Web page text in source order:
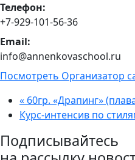
Телефон:
+7-929-101-56-36
Email:
info@annenkovaschool.ru
Посмотреть Организатор
« 60гр. «Драпинг»
Курс-интенсив по
Подписывайтесь